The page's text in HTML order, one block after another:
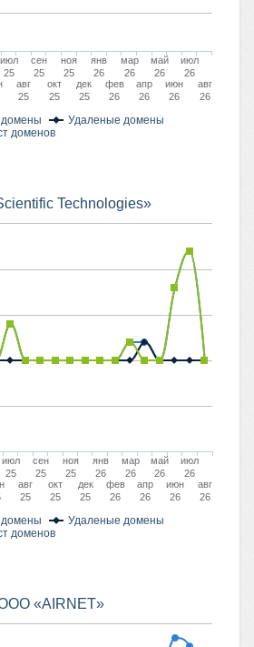
Удаленые домены
доменов
июл
25
авг
25
сен
25
окт
25
ноя
25
дек
25
янв
26
фев
26
мар
26
апр
26
май
26
июн
26
июл
26
авг
26
Technologies»
Удаленые домены
доменов
июл
25
авг
25
сен
25
окт
25
ноя
25
дек
25
янв
26
фев
26
мар
26
апр
26
май
26
июн
26
июл
26
авг
26
«AIRNET»